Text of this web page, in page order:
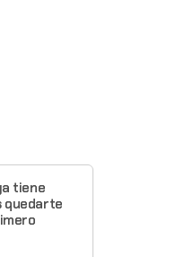
tiene
quedarte